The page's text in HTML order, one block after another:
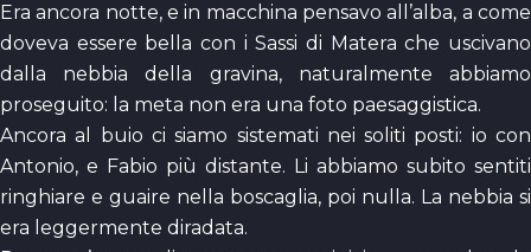
Era ancora notte, e in macchina pensavo all’alba, a come
doveva essere bella con i Sassi di Matera che uscivano
dalla nebbia della gravina, naturalmente abbiamo
proseguito: la meta non era una foto paesaggistica.
Ancora al buio ci siamo sistemati nei soliti posti: io con
Antonio, e Fabio più distante. Li abbiamo subito sentiti
ringhiare e guaire nella boscaglia, poi nulla. La nebbia si
era leggermente diradata.